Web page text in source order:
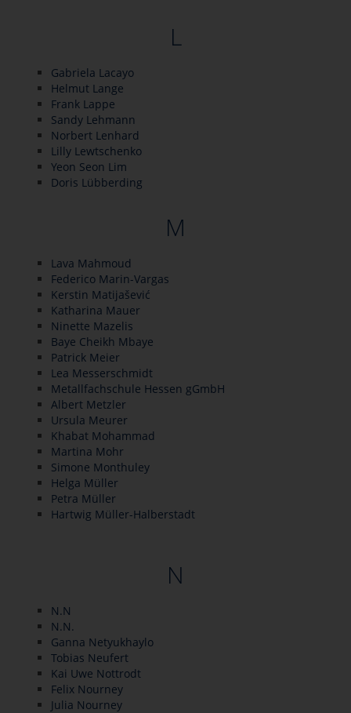
L
Gabriela Lacayo
Helmut Lange
Frank Lappe
Sandy Lehmann
Norbert Lenhard
Lilly Lewtschenko
Yeon Seon Lim
Doris Lübberding
M
Lava Mahmoud
Federico Marin-Vargas
Kerstin Matijašević
Katharina Mauer
Ninette Mazelis
Baye Cheikh Mbaye
Patrick Meier
Lea Messerschmidt
Metallfachschule Hessen gGmbH
Albert Metzler
Ursula Meurer
Khabat Mohammad
Martina Mohr
Simone Monthuley
Helga Müller
Petra Müller
Hartwig Müller-Halberstadt
N
N.N
N.N.
Ganna Netyukhaylo
Tobias Neufert
Kai Uwe Nottrodt
Felix Nourney
Julia Nourney